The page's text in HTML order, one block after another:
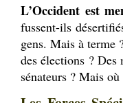
L’Occident est
fussent-ils
gens. Mais à
des élections ? Des
sénateurs ? Mais